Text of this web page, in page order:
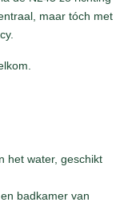
maar tóch met
het water, geschikt
badkamer van